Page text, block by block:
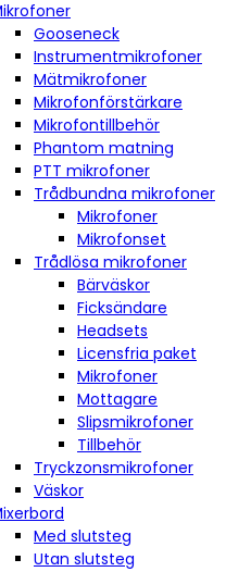
Gooseneck
Instrumentmikrofoner
Mätmikrofoner
Mikrofonförstärkare
Mikrofontillbehör
Phantom matning
PTT mikrofoner
Trådbundna mikrofoner
Mikrofoner
Mikrofonset
Trådlösa mikrofoner
Bärväskor
Ficksändare
Headsets
Licensfria paket
Mikrofoner
Mottagare
Slipsmikrofoner
Tillbehör
Tryckzonsmikrofoner
Väskor
Med slutsteg
Utan slutsteg